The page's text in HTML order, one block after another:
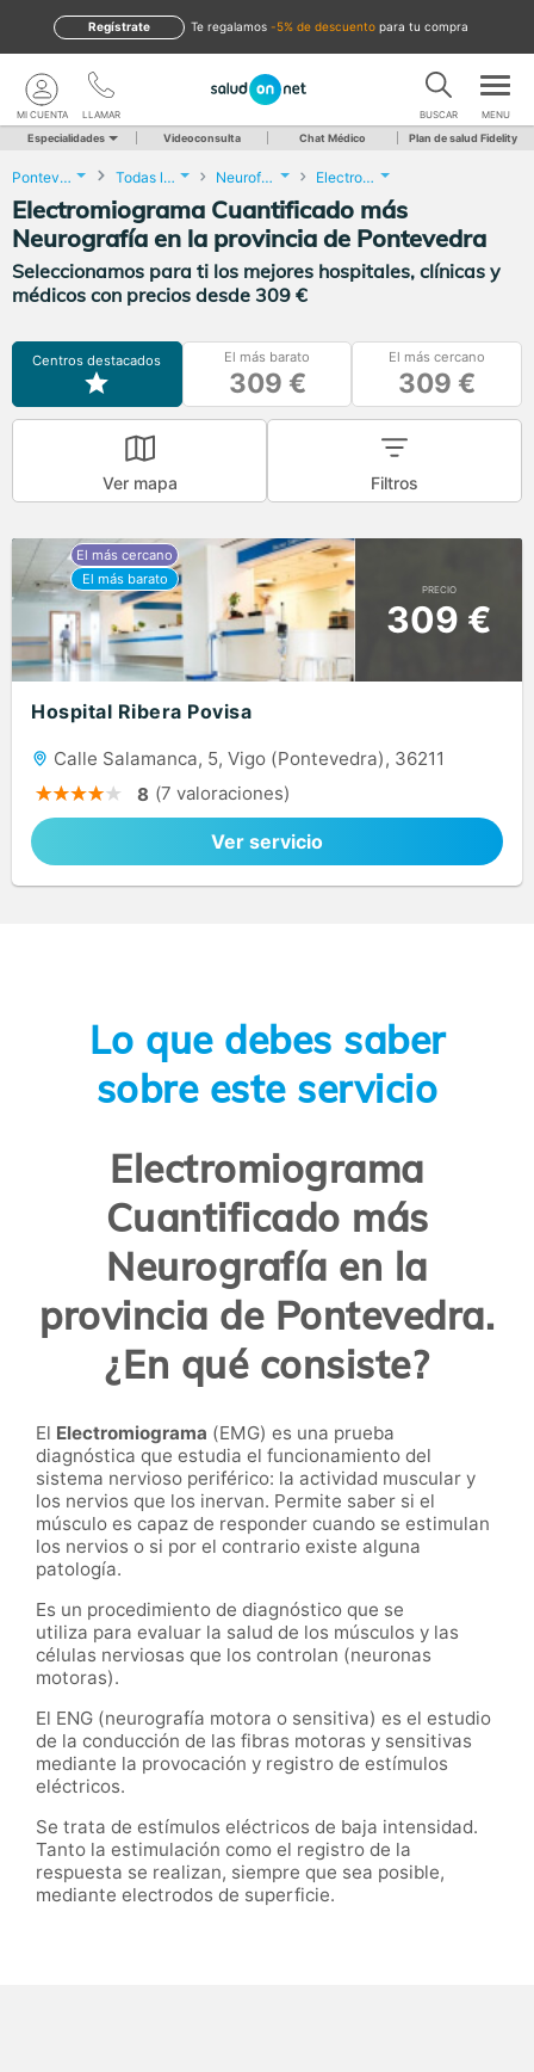
te regalamos -5% de descuento para tu compra
Regístrate
LLAMAR
MI CUENTA BUSCAR MENU
Especialidades Videoconsulta Chat Médico Plan de salud Fidelity
Pontevedra Todas las localidades Neurofisiología Clínica Electromiograma Cuantificado más Neurografía
Electromiograma Cuantificado más
Neurografía en la provincia de Pontevedra
Seleccionamos para ti los mejores hospitales, clínicas y
médicos con precios desde 309 €
Centros destacados El más barato
309 €
El más cercano
309 €
Ver mapa Filtros
PRECIO
309 €
Hospital Ribera Povisa
Calle Salamanca, 5, Vigo (Pontevedra), 36211
8 (7 valoraciones)
Ver servicio
Lo que debes saber
sobre este servicio
Electromiograma
Cuantificado más
Neurografía en la
provincia de Pontevedra.
¿En qué consiste?
El Electromiograma (EMG) es una prueba
diagnóstica que estudia el funcionamiento del
sistema nervioso periférico: la actividad muscular y
los nervios que los inervan. Permite saber si el
músculo es capaz de responder cuando se estimulan
los nervios o si por el contrario existe alguna
patología.
Es un procedimiento de diagnóstico que se
utiliza para evaluar la salud de los músculos y las
células nerviosas que los controlan (neuronas
motoras).
El ENG (neurografía motora o sensitiva) es el estudio
de la conducción de las fibras motoras y sensitivas
mediante la provocación y registro de estímulos
eléctricos.
Se trata de estímulos eléctricos de baja intensidad.
Tanto la estimulación como el registro de la
respuesta se realizan, siempre que sea posible,
mediante electrodos de superficie.